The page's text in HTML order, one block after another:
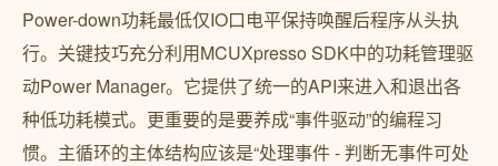
Power-down功耗最低仅IO口电平保持唤醒后程序从头执
行。关键技巧充分利用MCUXpresso SDK中的功耗管理驱
动Power Manager。它提供了统一的API来进入和退出各
种低功耗模式。更重要的是要养成“事件驱动”的编程习
惯。主循环的主体结构应该是“处理事件 - 判断无事件可处